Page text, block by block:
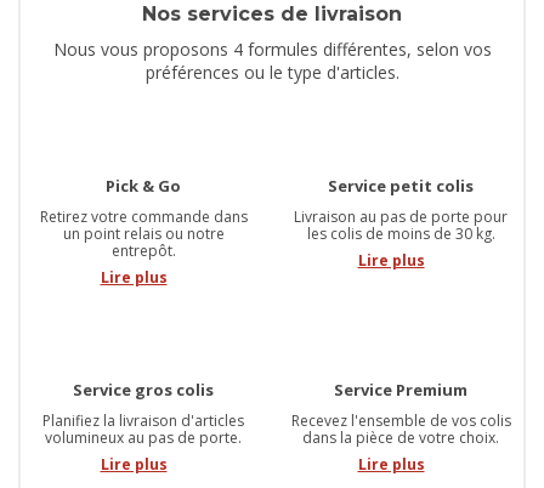
Nos services de livraison
Nous vous proposons 4 formules différentes, selon vos
préférences ou le type d'articles.
Pick & Go
Retirez votre commande dans
un point relais ou notre
entrepôt.
Lire plus
Service petit colis
Livraison au pas de porte pour
les colis de moins de 30 kg.
Lire plus
Service gros colis
Planifiez la livraison d'articles
volumineux au pas de porte.
Lire plus
Service Premium
Recevez l'ensemble de vos colis
dans la pièce de votre choix.
Lire plus